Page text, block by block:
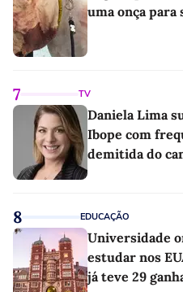
uma onça para
7 TV
Daniela Lima
Ibope com
demitida do
8 EDUCAÇÃO
Universidade
estudar nos
já teve 29